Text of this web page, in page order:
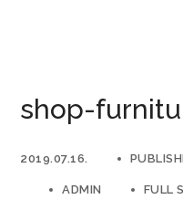
shop-
2019.07.16.
ADMIN FULL